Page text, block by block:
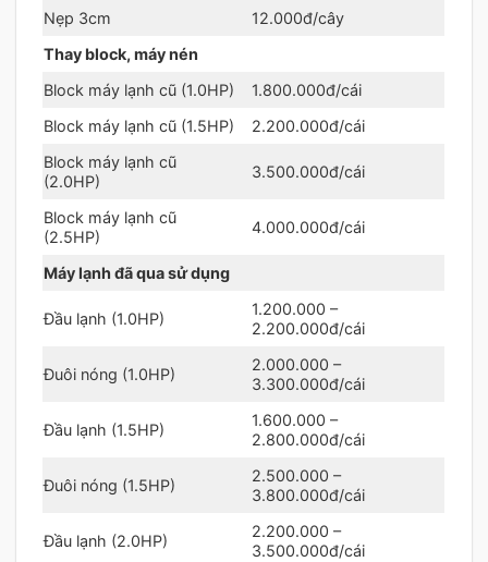
Nẹp 3cm
12.000đ/cây
Thay block, máy nén
Block máy lạnh cũ (1.0HP)
1.800.000đ/cái
Block máy lạnh cũ (1.5HP)
2.200.000đ/cái
Block máy lạnh cũ
(2.0HP)
3.500.000đ/cái
Block máy lạnh cũ
(2.5HP)
4.000.000đ/cái
Máy lạnh đã qua sử dụng
Đầu lạnh (1.0HP)
1.200.000 –
2.200.000đ/cái
Đuôi nóng (1.0HP)
2.000.000 –
3.300.000đ/cái
Đầu lạnh (1.5HP)
1.600.000 –
2.800.000đ/cái
Đuôi nóng (1.5HP)
2.500.000 –
3.800.000đ/cái
Đầu lạnh (2.0HP)
2.200.000 –
3.500.000đ/cái